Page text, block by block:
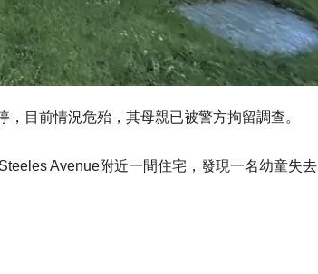
目前情況危殆，其母親已被警方拘留調查。
Avenue附近一間住宅，發現一名幼童失去